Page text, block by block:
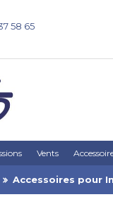
58 65
Vents
Accessoires pour